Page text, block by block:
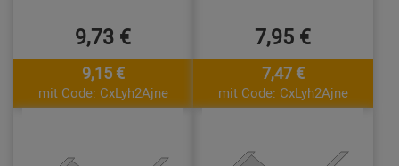
9,73 €
9,15 €
mit Code: CxLyh2Ajne
7,95 €
7,47 €
mit Code: CxLyh2Ajne